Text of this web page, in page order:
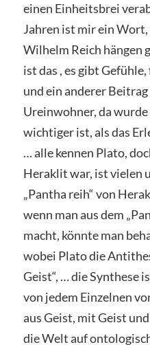
einen Einheitsbrei
Jahren ist mir ein
Wilhelm Reich hängen
ist das , es gibt
und ein anderer
Ureinwohner, da wurde
wichtiger ist, als das
… alle kennen Plato,
Heraklit war, ist vielen
„Pantha reih“ von
wenn man aus dem
macht, könnte man
wobei Plato die
Geist“, … die Synthese
von jedem Einzelnen
aus Geist, mit Geist
die Welt auf